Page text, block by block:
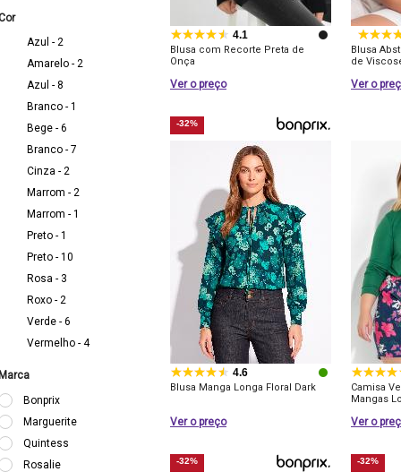
Azul - 2
Amarelo - 2
Azul - 8
Branco - 1
Bege - 6
Branco - 7
Cinza - 2
Marrom - 2
Marrom - 1
Preto - 1
Preto - 10
Rosa - 3
Roxo - 2
Verde - 6
Vermelho - 4
Bonprix
Marguerite
Quintess
Rosalie
4.1
Blusa com Recorte Preta de
Onça
Ver o preço
Blusa
de
Ver o
-32%
4.6
Blusa Manga Longa Floral Dark
Ver o preço
Camisa
Mangas
Ver o
-32% -32%